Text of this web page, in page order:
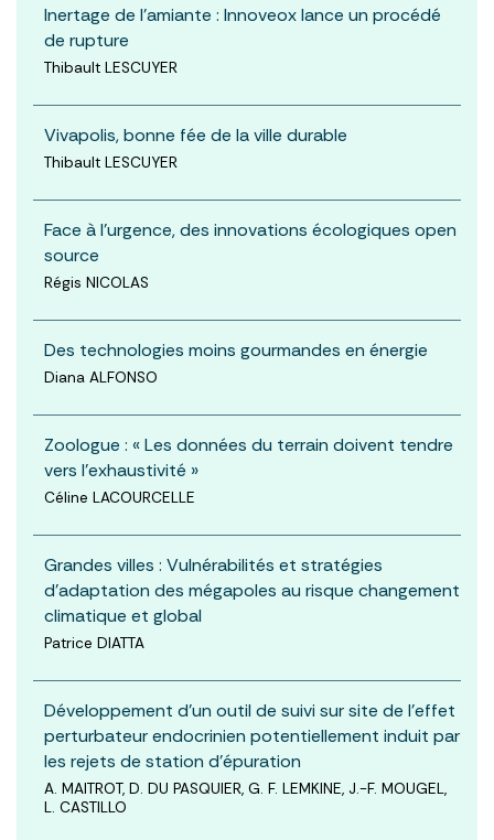
Inertage de l’amiante : Innoveox lance un procédé
de rupture
Thibault LESCUYER
Vivapolis, bonne fée de la ville durable
Thibault LESCUYER
Face à l’urgence, des innovations écologiques open
source
Régis NICOLAS
Des technologies moins gourmandes en énergie
Diana ALFONSO
Zoologue : « Les données du terrain doivent tendre
vers l’exhaustivité »
Céline LACOURCELLE
Grandes villes : Vulnérabilités et stratégies
d’adaptation des mégapoles au risque changement
climatique et global
Patrice DIATTA
Développement d’un outil de suivi sur site de l’effet
perturbateur endocrinien potentiellement induit par
les rejets de station d’épuration
A. MAITROT, D. DU PASQUIER, G. F. LEMKINE, J.-F. MOUGEL,
L. CASTILLO